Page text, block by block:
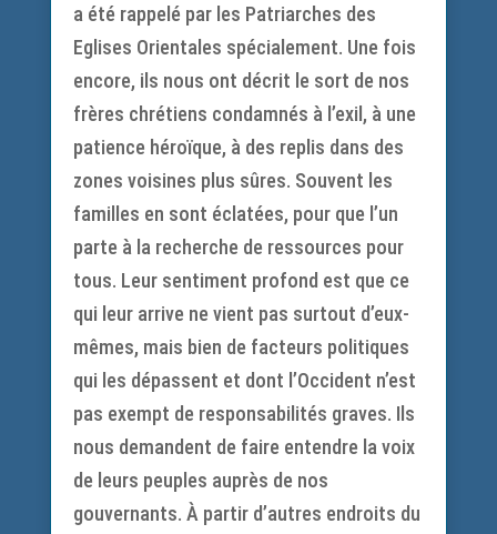
a été rappelé par les Patriarches des
Eglises Orientales spécialement. Une fois
encore, ils nous ont décrit le sort de nos
frères chrétiens condamnés à l’exil, à une
patience héroïque, à des replis dans des
zones voisines plus sûres. Souvent les
familles en sont éclatées, pour que l’un
parte à la recherche de ressources pour
tous. Leur sentiment profond est que ce
qui leur arrive ne vient pas surtout d’eux-
mêmes, mais bien de facteurs politiques
qui les dépassent et dont l’Occident n’est
pas exempt de responsabilités graves. Ils
nous demandent de faire entendre la voix
de leurs peuples auprès de nos
gouvernants. À partir d’autres endroits du